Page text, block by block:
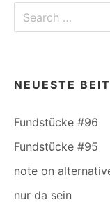
Search
for:
NEUESTE
Fundstücke #96
Fundstücke #95
note on
nur da sein